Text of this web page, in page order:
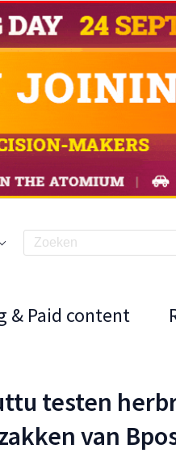
& Paid content
testen
van